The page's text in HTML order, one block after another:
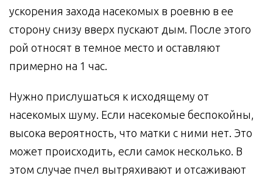
ускорения захода насекомых в роевню в ее
сторону снизу вверх пускают дым. После этого
рой относят в темное место и оставляют
примерно на 1 час.
Нужно прислушаться к исходящему от
насекомых шуму. Если насекомые беспокойны,
высока вероятность, что матки с ними нет. Это
может происходить, если самок несколько. В
этом случае пчел вытряхивают и отсаживают